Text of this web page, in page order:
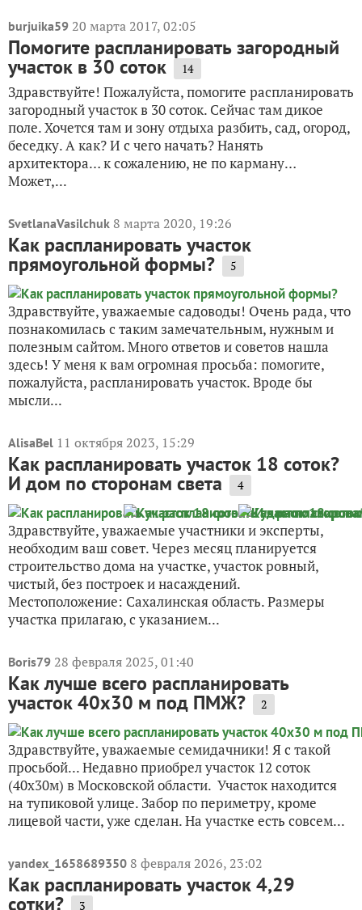
burjuika59 20 марта 2017, 02:05
Помогите распланировать загородный
участок в 30 соток 14
Здравствуйте! Пожалуйста, помогите распланировать
загородный участок в 30 соток. Сейчас там дикое
поле. Хочется там и зону отдыха разбить, сад, огород,
беседку. А как? И с чего начать? Нанять
архитектора… к сожалению, не по карману…
Может,...
SvetlanaVasilchuk 8 марта 2020, 19:26
Как распланировать участок
прямоугольной формы? 5
Здравствуйте, уважаемые садоводы! Очень рада, что
познакомилась с таким замечательным, нужным и
полезным сайтом. Много ответов и советов нашла
здесь! У меня к вам огромная просьба: помогите,
пожалуйста, распланировать участок. Вроде бы
мысли...
AlisaBel 11 октября 2023, 15:29
Как распланировать участок 18 соток?
И дом по сторонам света 4
Здравствуйте, уважаемые участники и эксперты,
необходим ваш совет. Через месяц планируется
строительство дома на участке, участок ровный,
чистый, без построек и насаждений.
Местоположение: Сахалинская область. Размеры
участка прилагаю, с указанием...
Boris79 28 февраля 2025, 01:40
Как лучше всего распланировать
участок 40х30 м под ПМЖ? 2
Здравствуйте, уважаемые семидачники! Я с такой
просьбой... Недавно приобрел участок 12 соток
(40х30м) в Московской области. Участок находится
на тупиковой улице. Забор по периметру, кроме
лицевой части, уже сделан. На участке есть совсем...
yandex_1658689350 8 февраля 2026, 23:02
Как распланировать участок 4,29
сотки? 3